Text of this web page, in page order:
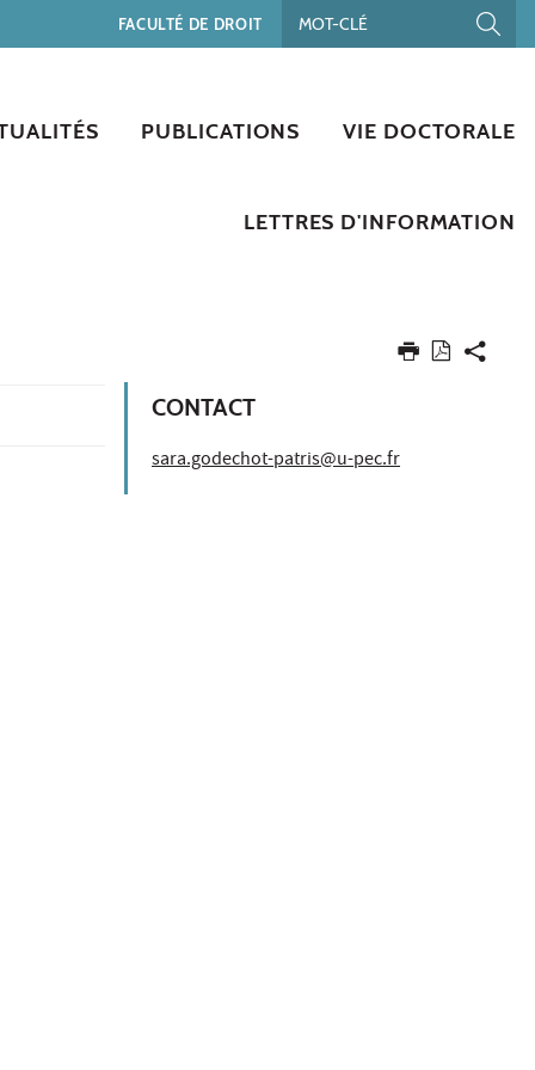
FACULTÉ DE DROIT
PUBLICATIONS VIE DOCTORALE
LETTRES D'INFORMATION
CONTACT
sara.godechot-patris@u-pec.fr